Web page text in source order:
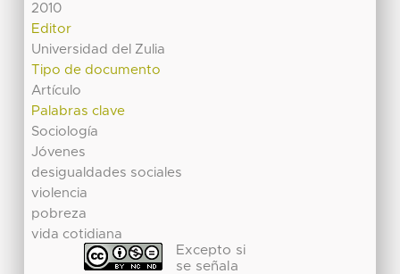
2010
Editor
Universidad del Zulia
Tipo de documento
Artículo
Palabras clave
Sociología
Jóvenes
desigualdades sociales
violencia
pobreza
vida cotidiana
Excepto si
se señala